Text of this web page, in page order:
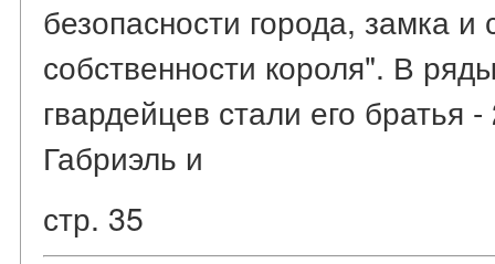
безопасности города, замка
собственности короля". В
гвардейцев стали его братья
Габриэль и
стр. 35